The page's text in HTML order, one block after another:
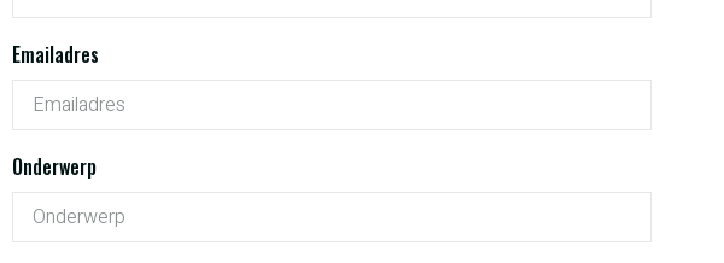
Emailadres
Onderwerp